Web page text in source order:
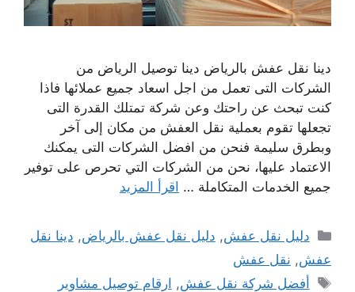
دينا نقل عفش بالرياض دينا توصيل الرياض من
الشركات التى تعمل من اجل اسعاد جميع عملائها فاذا
كنت تبحث عن راحتك وعن شركة تمتلك القدرة التى
تجعلها تقوم بعملية نقل العفش من مكان إلى آخر
وبطرق سليمة فنحن من افضل الشركات التى يمكنك
الاعتماد عليها، نحن من الشركات التي تحرص على توفير
جميع الخدمات المتكاملة … اقرأ المزيد
التصنيفات
دليل نقل عفش, دليل نقل عفش بالرياض, دينا نقل
عفش, نقل عفش
الوسوم
أفضل شركة نقل عفش, ارقام توصيل مشاوير